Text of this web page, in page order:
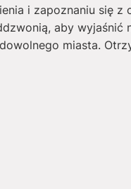
i zapoznaniu się
aby wyjaśnić
miasta.